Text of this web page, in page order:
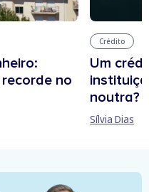
no
Crédito
Um
noutra?
Sílvia Dias